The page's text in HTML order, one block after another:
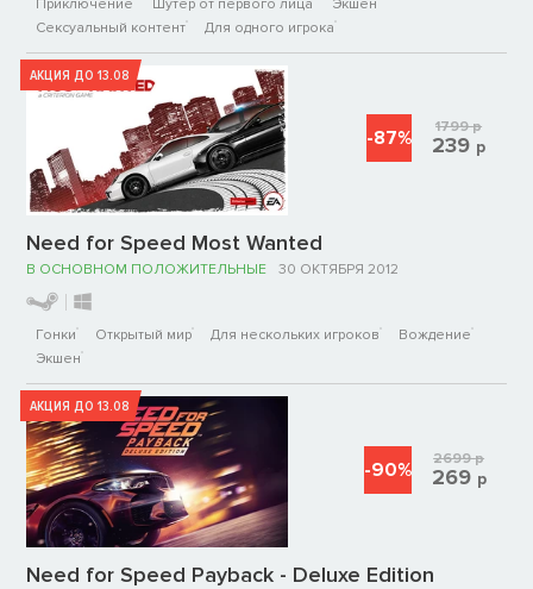
Приключение Шутер от первого лица
Экшен
Сексуальный контент
Для одного игрока
АКЦИЯ ДО 13.08
Need for Speed Most Wanted
В ОСНОВНОМ ПОЛОЖИТЕЛЬНЫЕ 30 ОКТЯБРЯ 2012
Гонки Открытый мир Для нескольких игроков
Вождение
Экшен
-87% 1799р
239 р
АКЦИЯ ДО 13.08
Need for Speed Payback - Deluxe Edition
-90% 2699р
269 р